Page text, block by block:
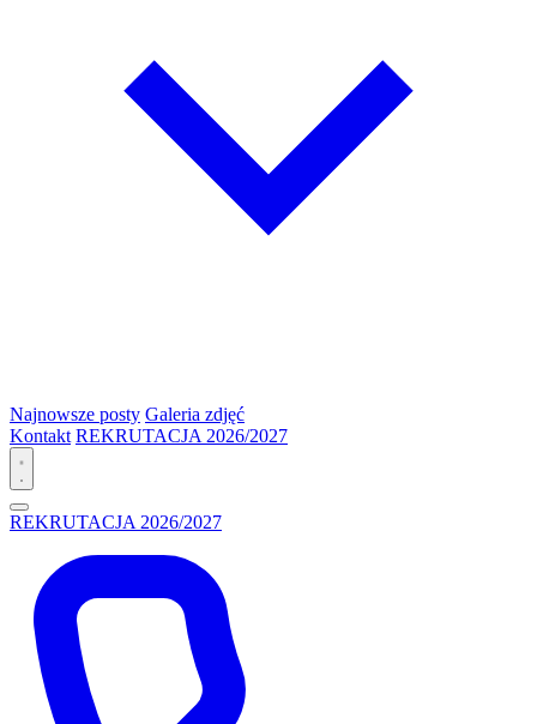
Najnowsze posty Galeria zdjęć
Kontakt REKRUTACJA 2026/2027
REKRUTACJA 2026/2027